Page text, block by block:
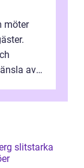
möter
av